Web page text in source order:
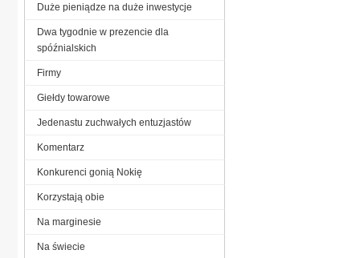
Duże pieniądze na duże inwestycje
Dwa tygodnie w prezencie dla
spóźnialskich
Firmy
Giełdy towarowe
Jedenastu zuchwałych entuzjastów
Komentarz
Konkurenci gonią Nokię
Korzystają obie
Na marginesie
Na świecie